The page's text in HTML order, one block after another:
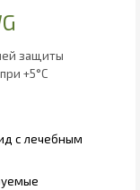
защиты
+5°C
с лечебным